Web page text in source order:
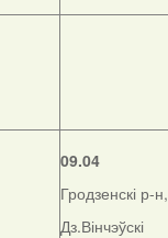
09.04
Гродзенскі р-н,
Дз.Вінчэўскі